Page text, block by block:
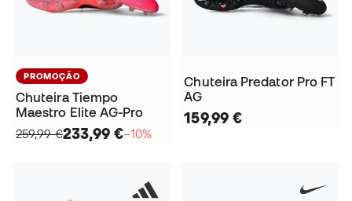
PROMOÇÃO
Chuteira Tiempo
Maestro Elite AG-Pro
259,99 €233,99 €−10%
Chuteira Predator Pro FT
AG
159,99 €